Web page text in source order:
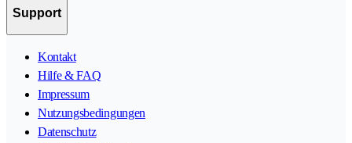
Support
Kontakt
Hilfe & FAQ
Impressum
Nutzungsbedingungen
Datenschutz